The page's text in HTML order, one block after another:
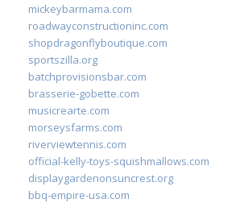
mickeybarmama.com
roadwayconstructioninc.com
shopdragonflyboutique.com
sportszilla.org
batchprovisionsbar.com
brasserie-gobette.com
musicrearte.com
morseysfarms.com
riverviewtennis.com
official-kelly-toys-squishmallows.com
displaygardenonsuncrest.org
bbq-empire-usa.com